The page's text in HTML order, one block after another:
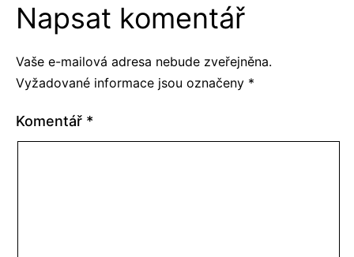
Napsat komentář
Vaše e-mailová adresa nebude zveřejněna.
Vyžadované informace jsou označeny *
Komentář *